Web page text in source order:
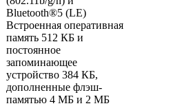
Bluetooth®5 (LE)
Встроенная оперативная
память 512 КБ и
постоянное
запоминающее
устройство 384 КБ,
дополненные флэш-
памятью 4 МБ и 2 МБ